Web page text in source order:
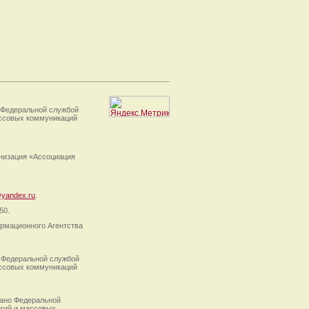
службой
коммуникаций
«Ассоциация
Агентства
службой
коммуникаций
Федеральной